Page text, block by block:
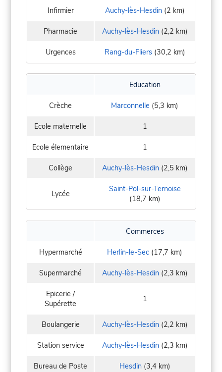
Infirmier Auchy-lès-Hesdin(2 km)
Pharmacie Auchy-lès-Hesdin(2,2 km)
Urgences Rang-du-Fliers(30,2 km)
Education
Crèche Marconnelle (5,3 km)
Ecole maternelle 1
Ecole élementaire 1
Collège Auchy-lès-Hesdin(2,5 km)
Lycée
Saint-Pol-sur-Ternoise
(18,7 km)
Commerces
Hypermarché Herlin-le-Sec (17,7 km)
Supermarché Auchy-lès-Hesdin(2,3 km)
Epicerie /
Supérette
1
Boulangerie Auchy-lès-Hesdin(2,2 km)
Station service Auchy-lès-Hesdin(2,3 km)
Bureau de Poste Hesdin(3,4 km)